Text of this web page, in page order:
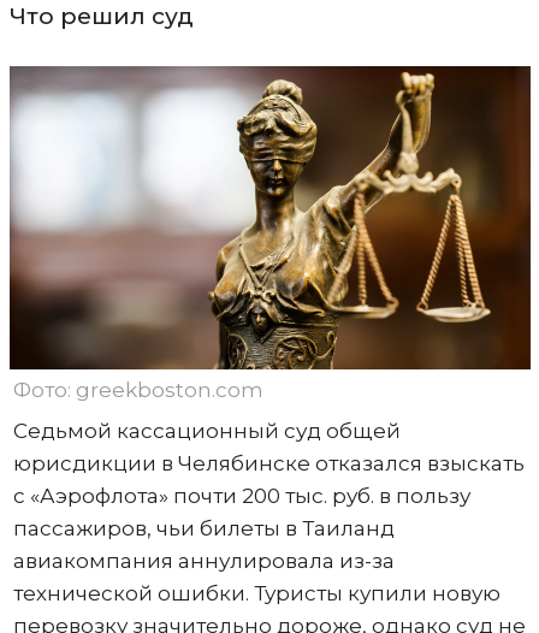
Что решил суд
Фото: greekboston.com
Седьмой кассационный суд общей
юрисдикции в Челябинске отказался взыскать
с «Аэрофлота» почти 200 тыс. руб. в пользу
пассажиров, чьи билеты в Таиланд
авиакомпания аннулировала из-за
технической ошибки. Туристы купили новую
перевозку значительно дороже, однако суд не